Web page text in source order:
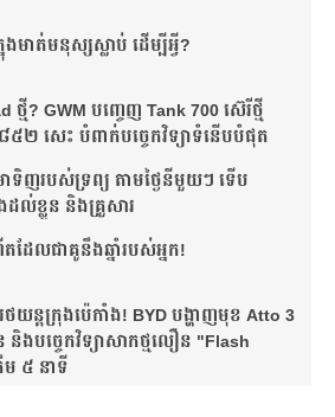
ង​មាត់​មនុស្ស​ស្លាប់ ដើម្បី​អ្វី?
ថ្មី? GWM បញ្ចេញ Tank 700 ស៊េរីថ្មី
៥២ សេះ បំពាក់បច្ចេកវិទ្យាទំនើបបំផុត
ទិញរបស់ទ្រព្យ តាមថ្ងៃនីមួយៗ ទើប
ល់ខ្លួន និងគ្រួសារ
ដែល​ជា​គូ​នឹង​ឆ្នាំ​របស់​អ្នក!​
យន្តក្រុងប៉េកាំង! BYD បង្ហាញមុខ Atto 3
និងបច្ចេកវិទ្យាសាកថ្មលឿន "Flash
ម ៥ នាទី